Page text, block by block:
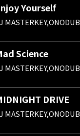
Yourself
MASTERKEY,ONODUB
Science
MASTERKEY,ONODUB
DRIVE
MASTERKEY,ONODUB